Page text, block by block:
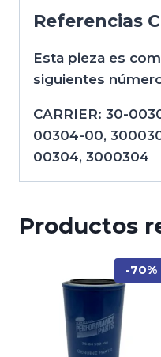
Referencias
Esta pieza es
siguientes
CARRIER: 30-
00304-00,
00304, 3000304
Productos
-70%